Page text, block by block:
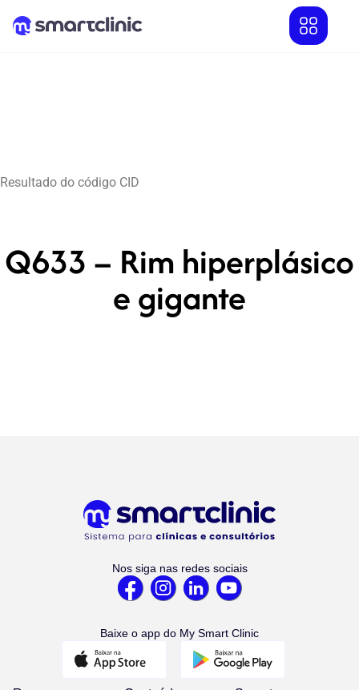
Resultado do código CID
Q633 – Rim hiperplásico
e gigante
Nos siga nas redes sociais
Baixe o app do My Smart Clinic